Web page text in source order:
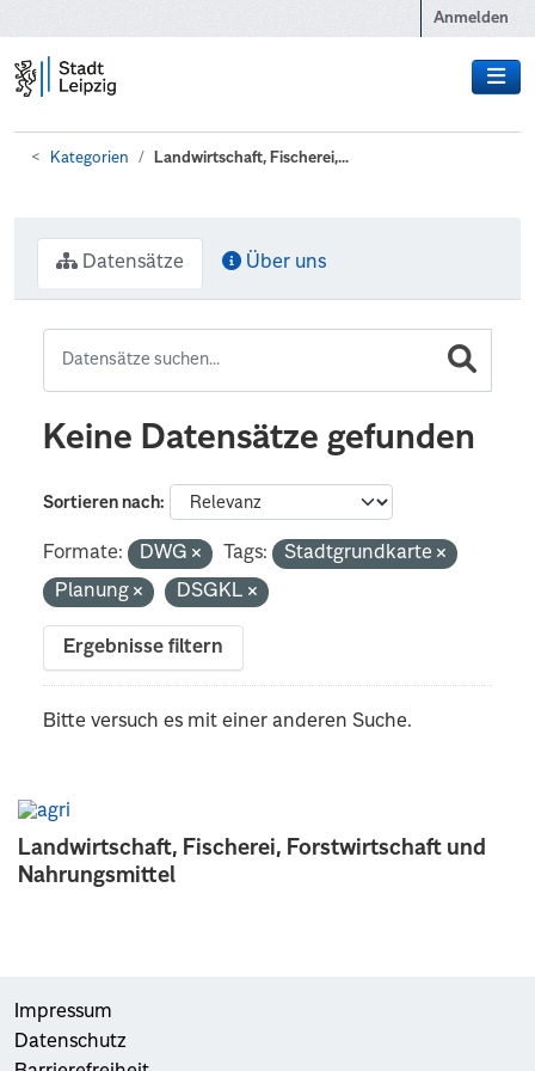
Anmelden
Kategorien Landwirtschaft, Fischerei,...
Landwirtschaft, Fischerei, Forstwirtschaft und
Nahrungsmittel
Datensätze Über uns
Keine Datensätze gefunden
Sortieren nach
Formate: DWG Tags:
Stadtgrundkarte
Planung
DSGKL
Ergebnisse filtern
Bitte versuch es mit einer anderen Suche.
Impressum
Datenschutz